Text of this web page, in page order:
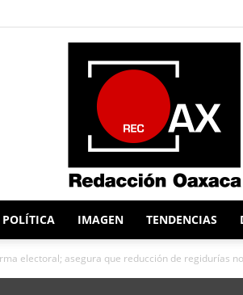
Redacción
IMAGEN TENDENCIAS
electoral; asegura que reducción de regidurías